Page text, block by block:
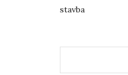
stavba